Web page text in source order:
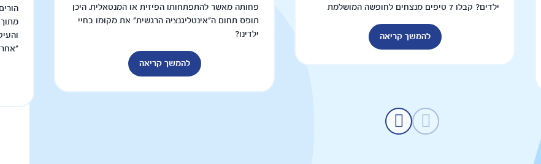
ילדים? קבלו 7 טיפים מנצחים לחופשה המושלמת
להמשך קריאה
פחותה מאשר להתפתחותו הפיזית או המנטאלית. היכן
תופס תחום ה"אינטליגנציה הרגשית" את מקומו בחיי
ילדינו?
להמשך קריאה
מתוך